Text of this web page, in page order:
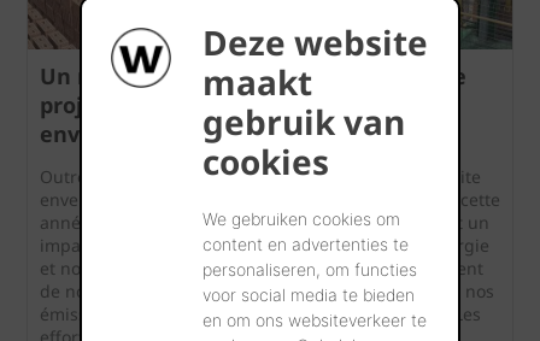
Deze website
maakt
gebruik van
cookies
We gebruiken cookies om
content en advertenties te
personaliseren, om functies
voor social media te bieden
en om ons websiteverkeer te
Un mélange d'innovations locales et de
projets énergétiques de grande
envergure pour un progrès durable
Outre les nombreuses initiatives locales de plus petite
envergure ont également été approuvés et réalisés cette
année plusieurs projets à plus grande échelle ayant un
impact considérable sur notre consommation d'énergie
et nos émissions de CO2. Ces efforts nous rapprochent
de notre objectif ambitieux, à savoir réduire de 25% nos
émissions de CO
d'ici fin 2026 par rapport à 2020. Les